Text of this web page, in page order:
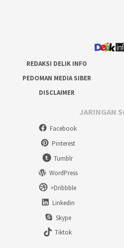
REDAKSI DELIK INFO
PEDOMAN MEDIA SIBER
DISCLAIMER
JARINGAN
Facebook
Pinterest
Tumblr
WordPress
>Dribbble
Linkedin
Skype
Tiktok